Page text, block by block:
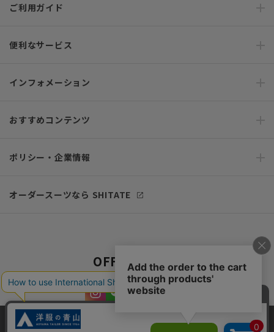
ご利用ガイド
便利なサービス
インフォメーション
おすすめコンテンツ
ポリシー・企業情報
オーダースーツなら SHITATE
OFFICIAL SNS